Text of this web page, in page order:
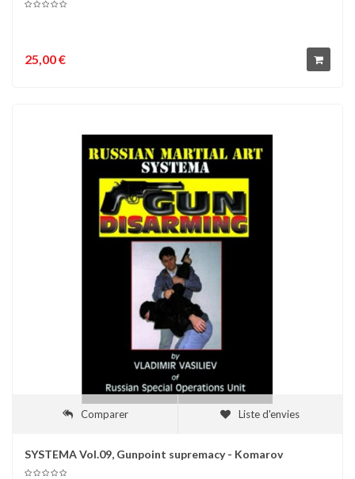
25,00 €
Comparer Liste d'envies
SYSTEMA Vol.09, Gunpoint supremacy - Komarov